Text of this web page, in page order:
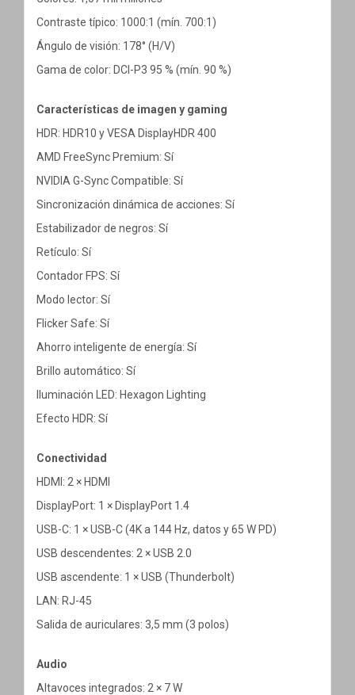
Contraste típico: 1000:1 (mín. 700:1)
Ángulo de visión: 178° (H/V)
Gama de color: DCI-P3 95 % (mín. 90 %)
Características de imagen y gaming
HDR: HDR10 y VESA DisplayHDR 400
AMD FreeSync Premium: Sí
NVIDIA G-Sync Compatible: Sí
Sincronización dinámica de acciones: Sí
Estabilizador de negros: Sí
Retículo: Sí
Contador FPS: Sí
Modo lector: Sí
Flicker Safe: Sí
Ahorro inteligente de energía: Sí
Brillo automático: Sí
Iluminación LED: Hexagon Lighting
Efecto HDR: Sí
Conectividad
HDMI: 2 × HDMI
DisplayPort: 1 × DisplayPort 1.4
USB-C: 1 × USB-C (4K a 144 Hz, datos y 65 W PD)
USB descendentes: 2 × USB 2.0
USB ascendente: 1 × USB (Thunderbolt)
LAN: RJ-45
Salida de auriculares: 3,5 mm (3 polos)
Audio
Altavoces integrados: 2 × 7 W